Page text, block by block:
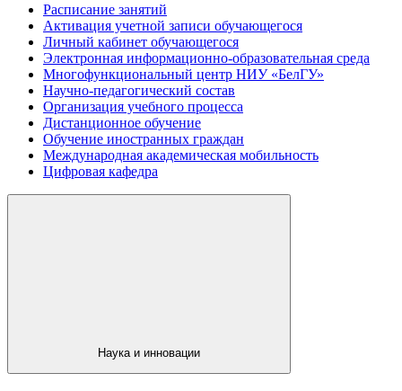
Расписание занятий
Активация учетной записи обучающегося
Личный кабинет обучающегося
Электронная информационно-образовательная среда
Многофункциональный центр НИУ «БелГУ»
Научно-педагогический состав
Организация учебного процесса
Дистанционное обучение
Обучение иностранных граждан
Международная академическая мобильность
Цифровая кафедра
Наука и инновации